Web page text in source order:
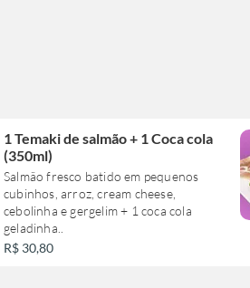
1 Temaki de salmão + 1 Coca cola
(350ml)
Salmão fresco batido em pequenos
cubinhos, arroz, cream cheese,
cebolinha e gergelim + 1 coca cola
geladinha..
R$ 30,80